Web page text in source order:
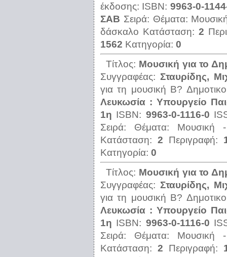
έκδοσης: ISBN: 9963-0-
ΣΑΒ Σειρά: Θέματα:
δάσκαλο Κατάσταση: 2
1562 Κατηγορία: 0
Τίτλος: Μουσική για το
Συγγραφέας: Σταυρίδης,
για τη μουσική Β?
Λευκωσία : Υπουργείο
1η ISBN: 9963-0-1116-0
Σειρά: Θέματα: Μουσική
Κατάσταση: 2 Περιγραφή:
Κατηγορία: 0
Τίτλος: Μουσική για το
Συγγραφέας: Σταυρίδης,
για τη μουσική Β?
Λευκωσία : Υπουργείο
1η ISBN: 9963-0-1116-0
Σειρά: Θέματα: Μουσική
Κατάσταση: 2 Περιγραφή: